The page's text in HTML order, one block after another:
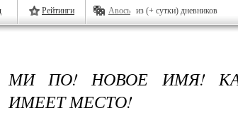
Рейтинги Авось из (+ сутки) дневников
МИ ПО! НОВОЕ ИМЯ!
ИМЕЕТ МЕСТО!